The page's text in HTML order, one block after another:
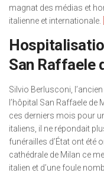
magnat des médias et
italienne et internationale.
San Raffaele
Silvio Berlusconi,
l’hôpital San Raffaele
ces derniers mois pour
italiens, il ne répondait
funérailles d’État ont été
cathédrale de Milan ce
italien et d’une foule